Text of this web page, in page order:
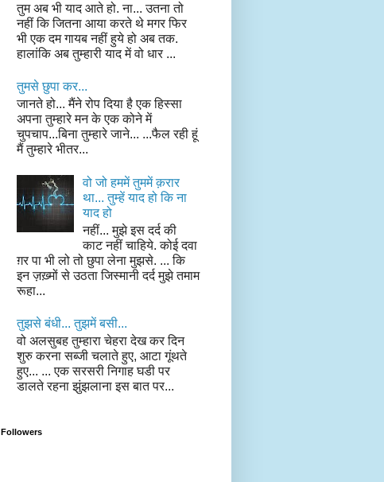
तुम अब भी याद आते हो. ना... उतना तो
नहीं कि जितना आया करते थे मगर फिर
भी एक दम गायब नहीं हुये हो अब तक.
हालांकि अब तुम्हारी याद में वो धार ...
तुमसे छुपा कर...
जानते हो... मैंने रोप दिया है एक हिस्सा
अपना तुम्हारे मन के एक कोने में
चुपचाप...बिना तुम्हारे जाने... ...फैल रही हूं
मैं तुम्हारे भीतर...
वो जो हममें तुममें क़रार
था... तुम्हें याद हो कि ना
याद हो
नहीं... मुझे इस दर्द की
काट नहीं चाहिये. कोई दवा
ग़र पा भी लो तो छुपा लेना मुझसे. ... कि
इन ज़ख़्मों से उठता जिस्मानी दर्द मुझे तमाम
रूहा...
तुझसे बंधी... तुझमें बसी...
वो अलसुबह तुम्हारा चेहरा देख कर दिन
शुरु करना सब्जी चलाते हुए, आटा गूंथते
हुए... ... एक सरसरी निगाह घडी पर
डालते रहना झुंझलाना इस बात पर...
Followers